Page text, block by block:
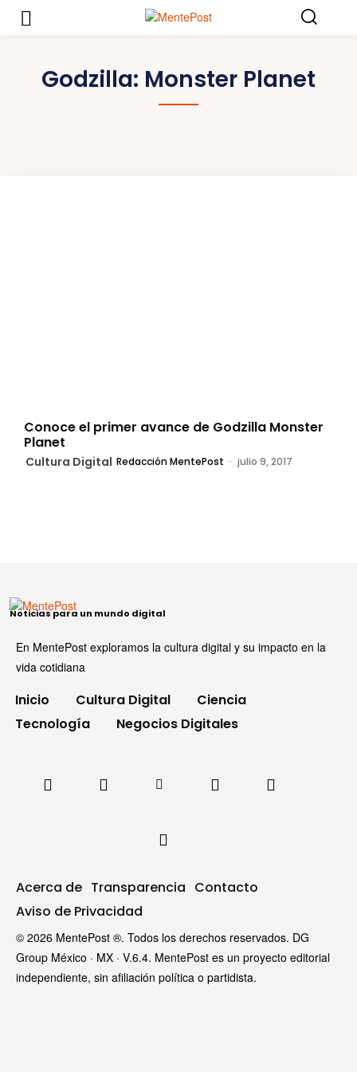
Godzilla: Monster Planet
Conoce el primer avance de Godzilla Monster
Planet
Cultura Digital Redacción MentePost - julio 9, 2017
Noticias para un mundo digital
En MentePost exploramos la cultura digital y su impacto en la
vida cotidiana
Inicio Cultura Digital
Ciencia
Tecnología
Negocios Digitales
Acerca de Transparencia Contacto
Aviso de Privacidad
© 2026 MentePost ®. Todos los derechos reservados. DG
Group México · MX · V.6.4. MentePost es un proyecto editorial
independiente, sin afiliación política o partidista.